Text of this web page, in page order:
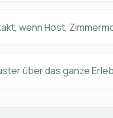
wenn Host,
über das ganze